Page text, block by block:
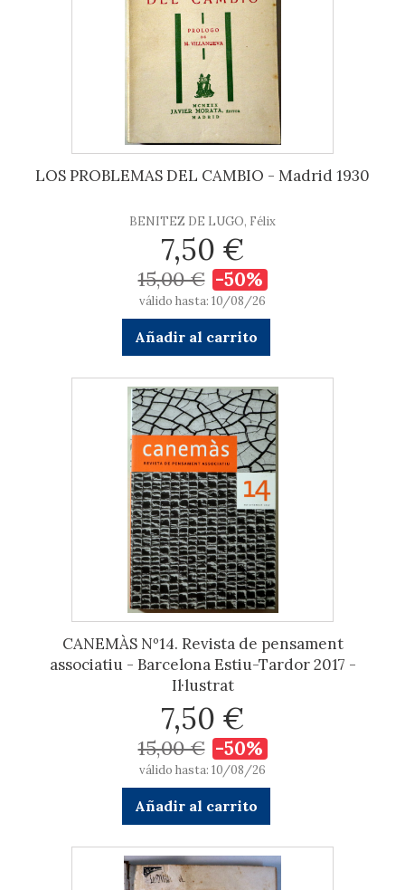
LOS PROBLEMAS DEL CAMBIO - Madrid 1930
BENITEZ DE LUGO, Félix
7,50 €
15,00 € -50%
válido hasta: 10/08/26
Añadir al carrito
CANEMÀS Nº14. Revista de pensament
associatiu - Barcelona Estiu-Tardor 2017 -
Il·lustrat
7,50 €
15,00 € -50%
válido hasta: 10/08/26
Añadir al carrito